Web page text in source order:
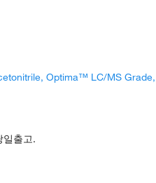
Optima™ LC/MS Grade,
일출고.